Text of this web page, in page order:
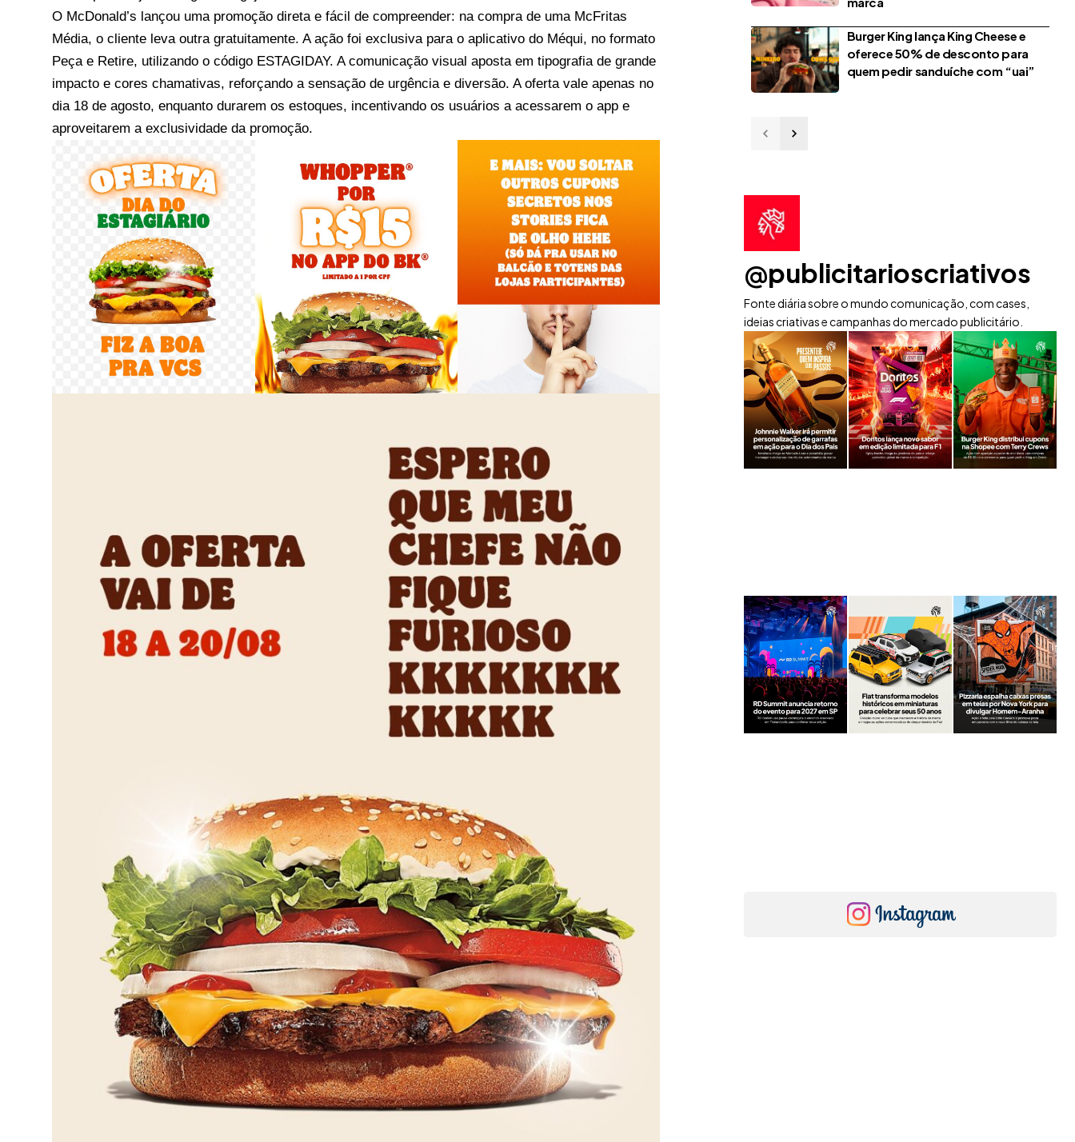
O McDonald’s lançou uma promoção direta e fácil de compreender: na compra de uma McFritas
Média, o cliente leva outra gratuitamente. A ação foi exclusiva para o aplicativo do Méqui, no formato
Peça e Retire, utilizando o código ESTAGIDAY. A comunicação visual aposta em tipografia de grande
impacto e cores chamativas, reforçando a sensação de urgência e diversão. A oferta vale apenas no
dia 18 de agosto, enquanto durarem os estoques, incentivando os usuários a acessarem o app e
aproveitarem a exclusividade da promoção.
Burger King lança King Cheese e
oferece 50% de desconto para
quem pedir sanduíche com “uai”
@publicitarioscriativos
Fonte diária sobre o mundo comunicação, com cases,
ideias criativas e campanhas do mercado publicitário.